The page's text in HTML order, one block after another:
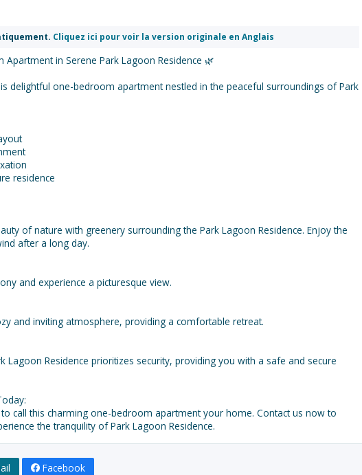
Cliquez ici pour voir la version originale en Anglais
in Serene Park Lagoon Residence 🌿
delightful one-bedroom apartment nestled in the peaceful surroundings of Park
residence
of nature with greenery surrounding the Park Lagoon Residence. Enjoy the
after a long day.
and experience a picturesque view.
and inviting atmosphere, providing a comfortable retreat.
Lagoon Residence prioritizes security, providing you with a safe and secure
call this charming one-bedroom apartment your home. Contact us now to
the tranquility of Park Lagoon Residence.
Facebook